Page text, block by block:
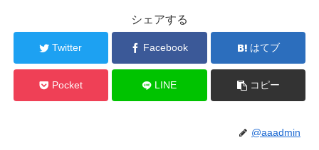
シェアする
Twitter Facebook はてブ
Pocket LINE コピー
@aaadmin